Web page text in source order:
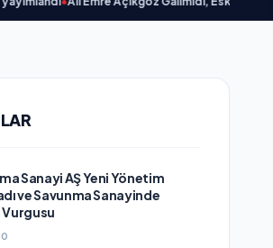
Sanayi AŞ Yeni Yönetim
ve Savunma Sanayinde
Vurgusu